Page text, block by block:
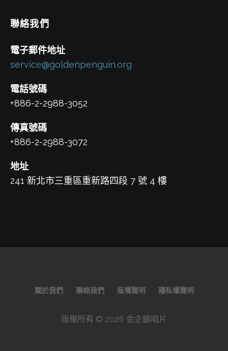
聯絡我們
電子郵件地址
service@goldenpenguin.org
電話號碼
+886-2-2988-3052
傳真號碼
+886-2-2988-3072
地址
241 新北市三重區重新路四段 7 號 4 樓
關於我們 聯絡我們 版權聲明 隱私權聲明
版權所有 © 2026 金企鵝唱片